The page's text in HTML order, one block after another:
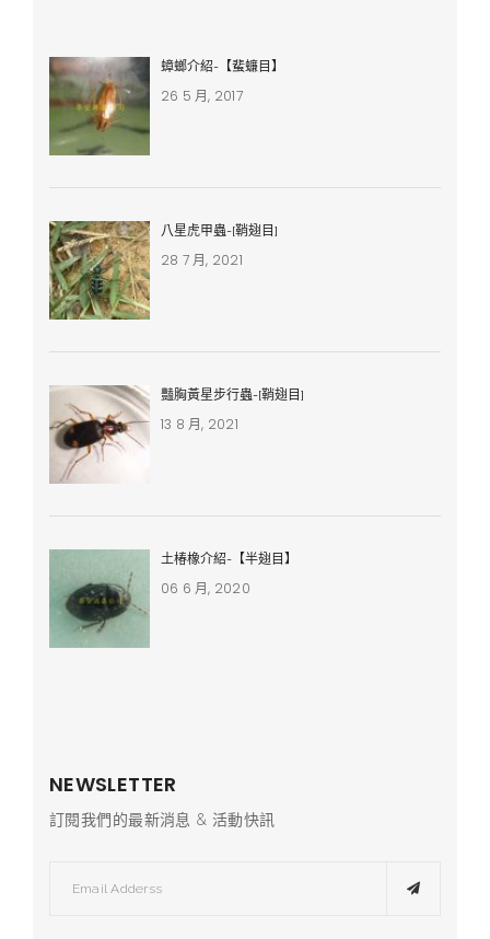
蟑螂介紹-【蜚蠊目】
26 5 月, 2017
八星虎甲蟲-[鞘翅目]
28 7 月, 2021
豔胸黃星步行蟲-[鞘翅目]
13 8 月, 2021
土椿橡介紹-【半翅目】
06 6 月, 2020
NEWSLETTER
訂閱我們的最新消息 & 活動快訊